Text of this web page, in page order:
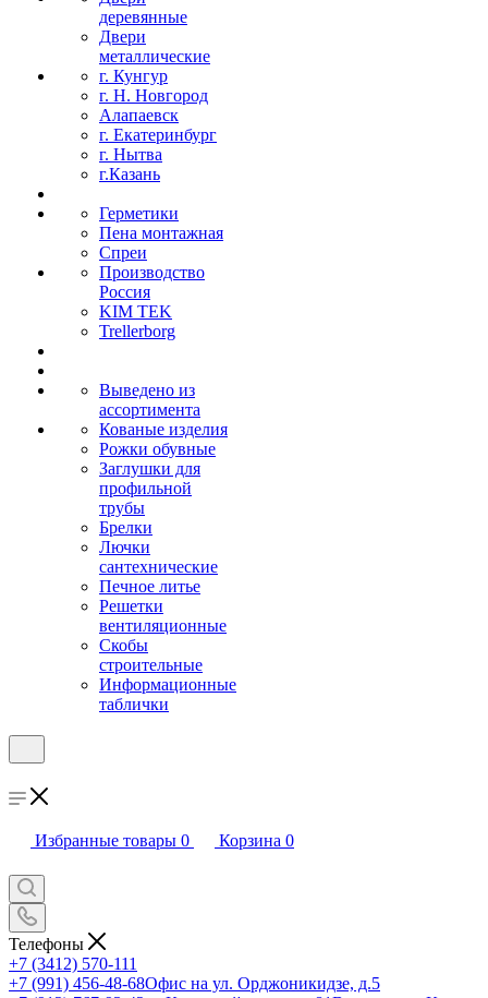
деревянные
Двери
металлические
г. Кунгур
г. Н. Новгород
Алапаевск
г. Екатеринбург
г. Нытва
г.Казань
Герметики
Пена монтажная
Спреи
Производство
Россия
KIM TEK
Trellerborg
Выведено из
ассортимента
Кованые изделия
Рожки обувные
Заглушки для
профильной
трубы
Брелки
Лючки
сантехнические
Печное литье
Решетки
вентиляционные
Скобы
строительные
Информационные
таблички
Избранные товары 0 Корзина 0
Телефоны
+7 (3412) 570-111
+7 (991) 456-48-68Офис на ул. Орджоникидзе, д.5